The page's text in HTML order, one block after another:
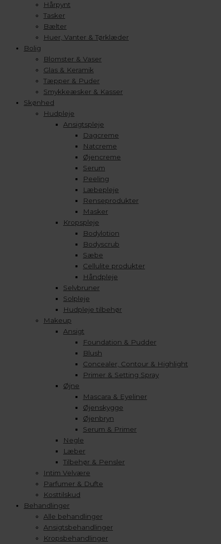
Hårpynt
Tasker
Bælter
Huer, Vanter & Tørklæder
Bolig
Blomster & Vaser
Glas & Keramik
Tæpper & Puder
Smykkeæsker & Kasser
Skønhed
Hudpleje
Ansigtspleje
Dagcreme
Natcreme
Øjencreme
Serum
Peeling
Læbepleje
Renseprodukter
Masker
Kropspleje
Bodylotion
Bodyscrub
Sæbe
Cellulite produkter
Håndpleje
Selvbruner
Solpleje
Hudpleje tilbehør
Makeup
Ansigt
Foundation & Pudder
Blush
Concealer, Contour & Highlight
Primer & Setting Spray
Øjne
Mascara & Eyeliner
Øjenskygge
Øjenbryn
Serum & Primer
Negle
Læber
Tilbehør & Pensler
Intim Velvære
Parfumer & Dufte
Kosttilskud
Behandlinger
Alle behandlinger
Ansigtsbehandlinger
Kropsbehandlinger